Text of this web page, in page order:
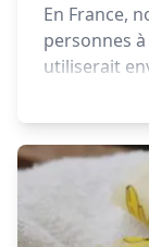
En France,
personnes
utiliserait
par an,
l’échelle
de déchets
recyclent pas.